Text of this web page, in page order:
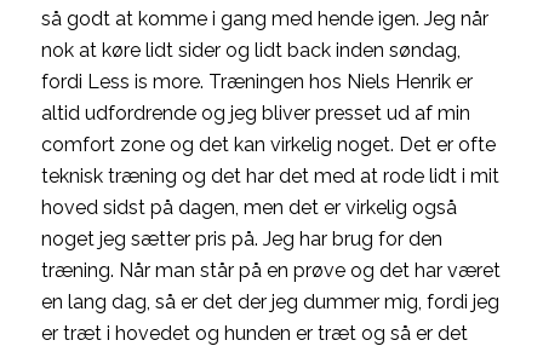
så godt at komme i gang med hende igen. Jeg når
nok at køre lidt sider og lidt back inden søndag,
fordi Less is more. Træningen hos Niels Henrik er
altid udfordrende og jeg bliver presset ud af min
comfort zone og det kan virkelig noget. Det er ofte
teknisk træning og det har det med at rode lidt i mit
hoved sidst på dagen, men det er virkelig også
noget jeg sætter pris på. Jeg har brug for den
træning. Når man står på en prøve og det har været
en lang dag, så er det der jeg dummer mig, fordi jeg
er træt i hovedet og hunden er træt og så er det